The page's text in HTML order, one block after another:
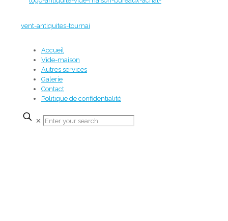
Accueil
Vide-maison
Autres services
Galerie
Contact
Politique de confidentialité
✕